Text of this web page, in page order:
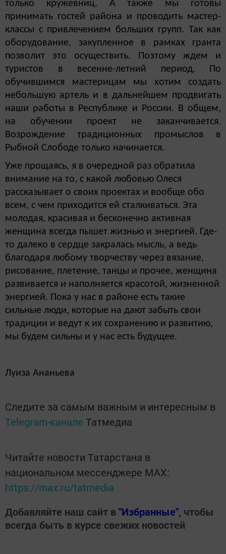
только кружевниц. А также мы готовы
принимать гостей района и проводить мастер-
классы с привлечением больших групп. Так как
оборудование, закупленное в рамках гранта
позволит это осуществить. Поэтому ждем и
туристов в весенне-летний период. По
обучившимся мастерицам мы хотим создать
небольшую артель и в дальнейшем продвигать
наши работы в Республике и России. В общем,
на обучении проект не заканчивается.
Возрождение традиционных промыслов в
Рыбной Слободе только начинается.
Уже прощаясь, я в очередной раз обратила
внимание на то, с какой любовью Олеся
рассказывает о своих проектах и вообще обо
всем, с чем приходится ей сталкиваться. Эта
молодая, красивая и бесконечно активная
женщина всегда пышет жизнью и энергией. Где-
то далеко в сердце закралась мысль, а ведь
благодаря любому творчеству через вязание,
рисование, плетение, танцы и прочее, женщина
развивается и наполняется красотой, жизненной
энергией. Пока у нас в районе есть такие
сильные люди, которые на дают забыть свои
традиции и ведут к их сохранению и развитию,
мы будем сильны и у нас есть будущее.
Луиза Ананьева
Следите за самым важным и интересным в
Telegram-канале Татмедиа
Читайте новости Татарстана в
национальном мессенджере MАХ:
https://max.ru/tatmedia
Добавляйте наш сайт в"Избранные", чтобы
всегда быть в курсе свежих новостей